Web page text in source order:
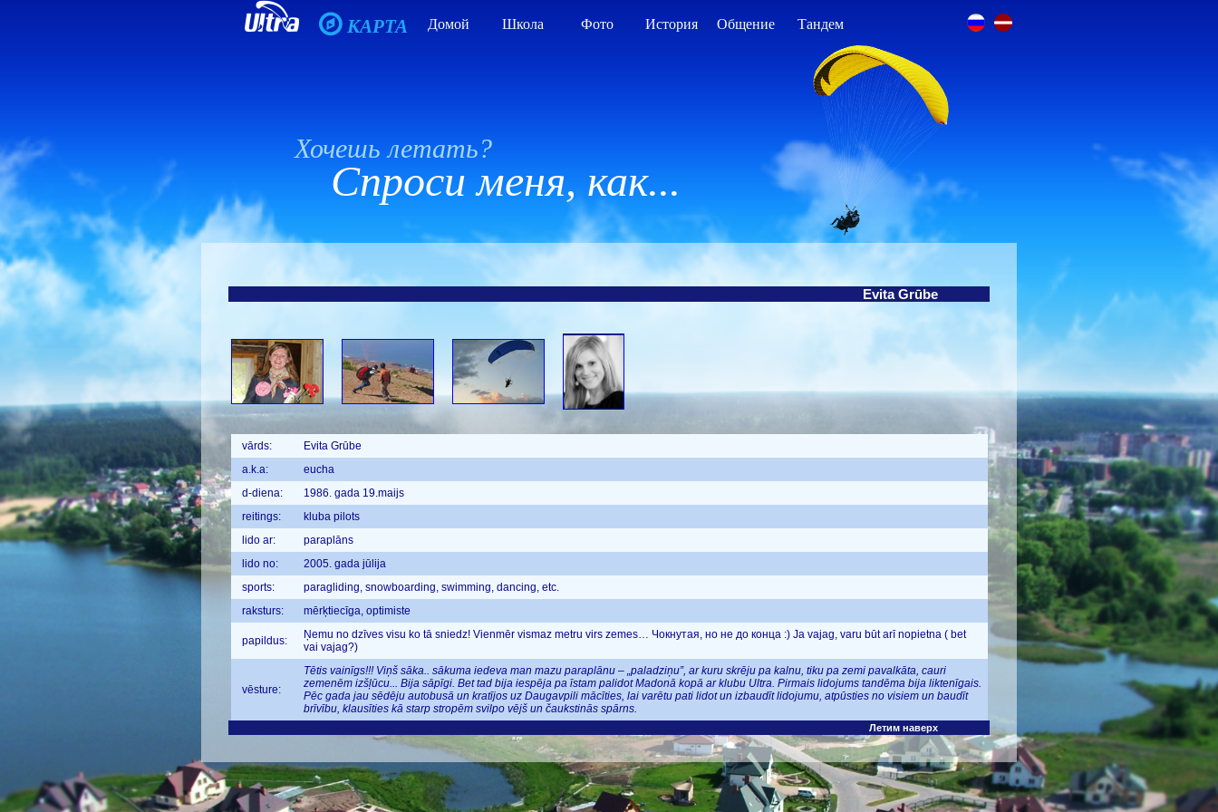
КАРТА Домой Школа Фото История Общение Тандем
Хочешь летать?
Спроси меня, как...
Evita Grūbe
vārds:
Evita Grūbe
a.k.a:
eucha
d-diena:
1986. gada 19.maijs
reitings:
kluba pilots
lido ar:
paraplāns
lido no:
2005. gada jūlija
sports:
paragliding, snowboarding, swimming, dancing, etc.
raksturs:
mērķtiecīga, optimiste
papildus:
Ņemu no dzīves visu ko tā sniedz! Vienmēr vismaz metru virs zemes… Чокнутая, но не до конца :) Ja vajag, varu būt arī nopietna ( bet
vai vajag?)
vēsture:
Tētis vainīgs!!! Viņš sāka.. sākuma iedeva man mazu paraplānu – „paladziņu”, ar kuru skrēju pa kalnu, tiku pa zemi pavalkāta, cauri
zemenēm izšļūcu... Bija sāpīgi. Bet tad bija iespēja pa īstam palidot Madonā kopā ar klubu Ultra. Pirmais lidojums tandēma bija liktenīgais.
Pēc gada jau sēdēju autobusā un kratījos uz Daugavpili mācīties, lai varētu pati lidot un izbaudīt lidojumu, atpūsties no visiem un baudīt
brīvību, klausīties kā starp stropēm svilpo vējš un čaukstinās spārns.
Летим наверх